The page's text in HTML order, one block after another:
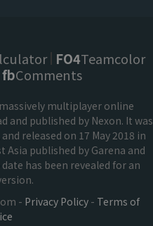
FO4Teamcolor
fbComments
multiplayer online
and published by Nexon. It was
released on 17 May 2018 in
Asia published by Garena and
has been revealed for an
- Privacy Policy- Terms of